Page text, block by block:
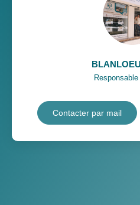
Contacter par mail